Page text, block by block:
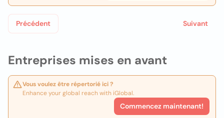
Entreprises mises en avant
Vous voulez être répertorié ici ?
Enhance your global reach with iGlobal.
Commencez maintenant!
Précédent Suivant